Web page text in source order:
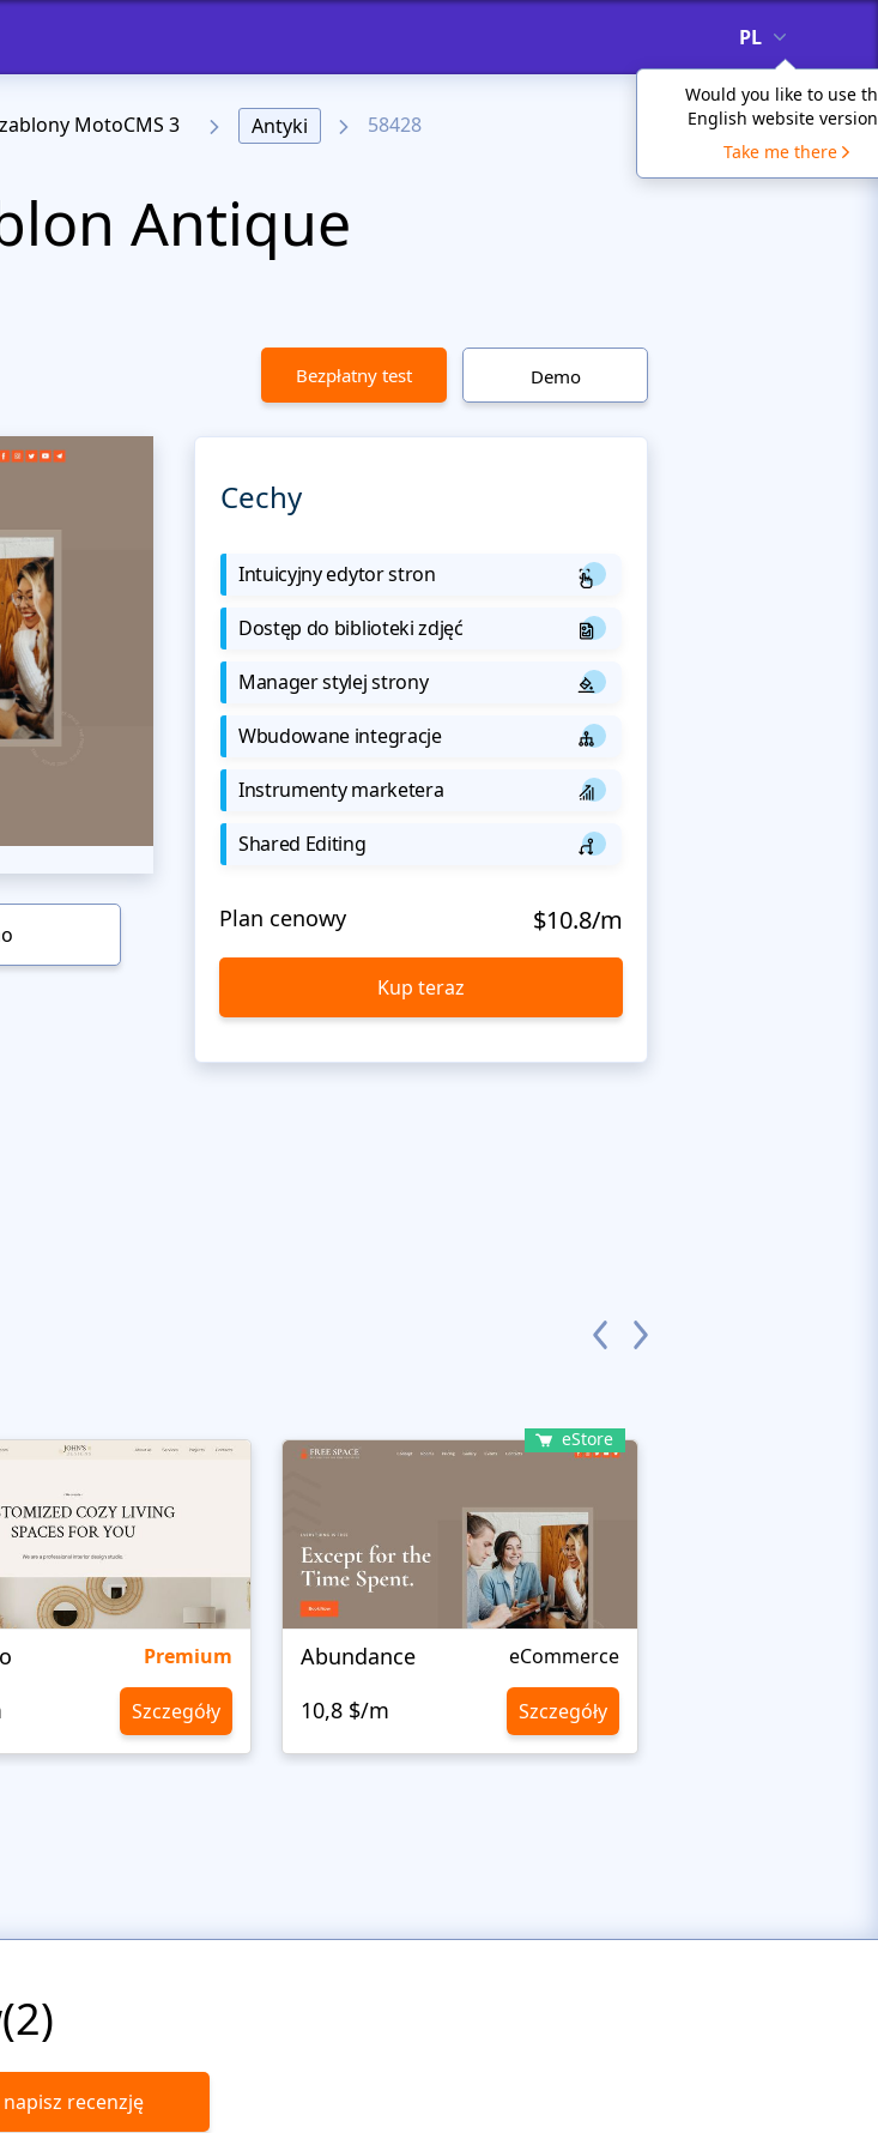
PL
Would you like to use
English website
Take me there
MotoCMS 3 Antyki 58428
Antique
Bezpłatny test Demo
Cechy
Intuicyjny edytor stron
Dostęp do biblioteki zdjęć
Manager stylej strony
Wbudowane integracje
Instrumenty marketera
Shared Editing
Plan cenowy $10.8/m
Kup teraz
Premium
Szczegóły
eStore
Abundance eCommerce
10,8 $/m Szczegóły
napisz recenzję